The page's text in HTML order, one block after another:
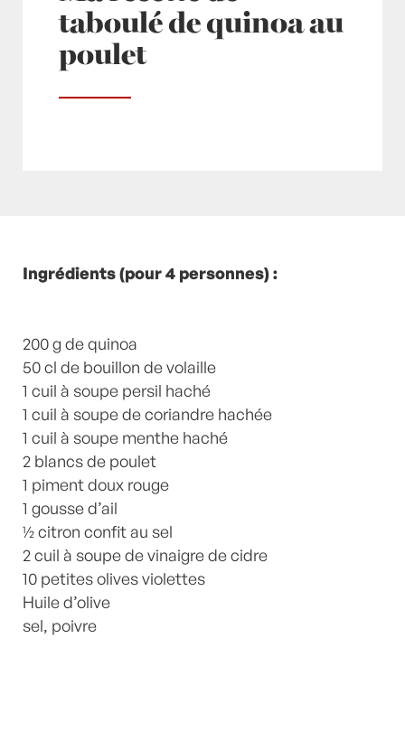
taboulé de quinoa au
poulet
Posté à 18:45hin- Petits plats en équilibre -
Ingrédients (pour 4 personnes) :
200 g de quinoa
50 cl de bouillon de volaille
1 cuil à soupe persil haché
1 cuil à soupe de coriandre hachée
1 cuil à soupe menthe haché
2 blancs de poulet
1 piment doux rouge
1 gousse d’ail
½ citron confit au sel
2 cuil à soupe de vinaigre de cidre
10 petites olives violettes
Huile d’olive
sel, poivre